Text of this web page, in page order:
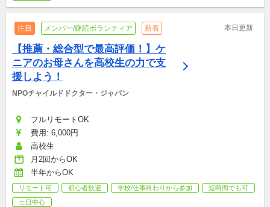
注目 メンバー/継続ボランティア 新着 本日更新
【推薦・総合型で最高評価！】ケ
ニアのお母さんを高校生の力で支
援しよう！
NPOチャイルドドクター・ジャパン
フルリモートOK
費用: 6,000円
高校生
月2回からOK
半年からOK
リモート可 初心者歓迎 学校/仕事終わりから参加
短時間でも可
土日中心